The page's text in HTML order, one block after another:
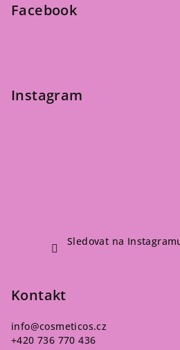
Facebook
Instagram
Sledovat na
Kontakt
info@cosmeticos.cz
+420 736 770 436